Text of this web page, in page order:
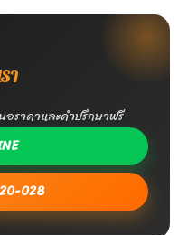
า
อราคาและคำปรึกษาฟรี
028